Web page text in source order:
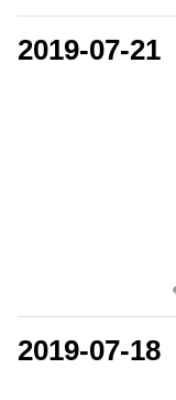
2019-07-21
2019-07-18